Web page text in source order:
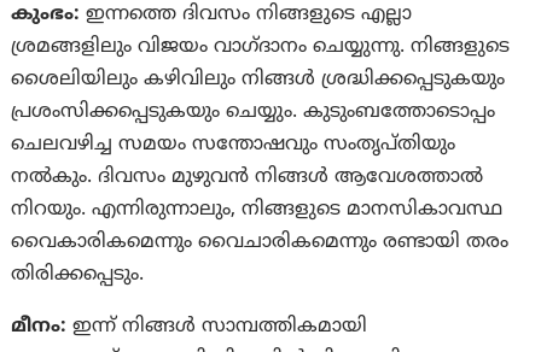
കുംഭം: ഇന്നത്തെ ദിവസം നിങ്ങളുടെ എല്ലാ
ശ്രമങ്ങളിലും വിജയം വാഗ്ദാനം ചെയ്യുന്നു. നിങ്ങളുടെ
ശൈലിയിലും കഴിവിലും നിങ്ങൾ ശ്രദ്ധിക്കപ്പെടുകയും
പ്രശംസിക്കപ്പെടുകയും ചെയ്യും. കുടുംബത്തോടൊപ്പം
ചെലവഴിച്ച സമയം സന്തോഷവും സംതൃപ്തിയും
നൽകും. ദിവസം മുഴുവൻ നിങ്ങൾ ആവേശത്താല്‍
നിറയും. എന്നിരുന്നാലും, നിങ്ങളുടെ മാനസികാവസ്ഥ
വൈകാരികമെന്നും വൈചാരികമെന്നും രണ്ടായി തരം
തിരിക്കപ്പെടും.
മീനം:ഇന്ന് നിങ്ങൾ സാമ്പത്തികമായി